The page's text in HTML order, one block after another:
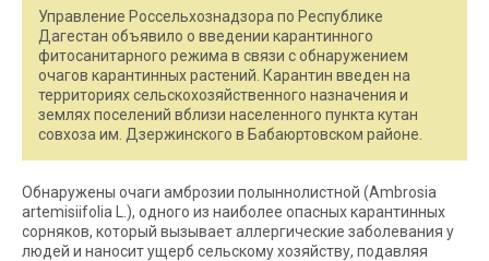
Управление Россельхознадзора по Республике
Дагестан объявило о введении карантинного
фитосанитарного режима в связи с обнаружением
очагов карантинных растений. Карантин введен на
территориях сельскохозяйственного назначения и
землях поселений вблизи населенного пункта кутан
совхоза им. Дзержинского в Бабаюртовском районе.
Обнаружены очаги амброзии полыннолистной (Ambrosia
artemisiifolia L.), одного из наиболее опасных карантинных
сорняков, который вызывает аллергические заболевания у
людей и наносит ущерб сельскому хозяйству, подавляя